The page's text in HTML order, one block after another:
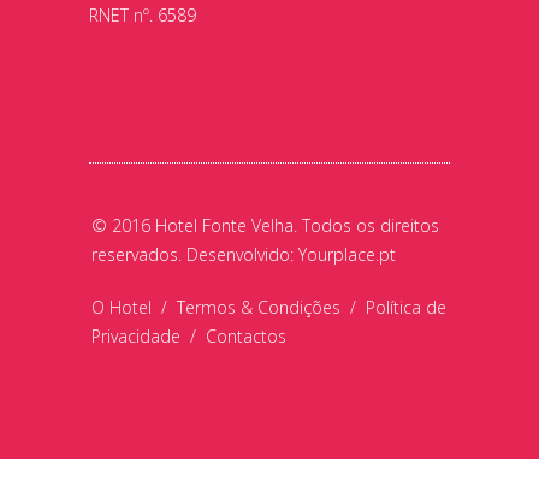
RNET nº. 6589
© 2016 Hotel Fonte Velha. Todos os direitos
reservados. Desenvolvido: Yourplace.pt
O Hotel / Termos & Condições / Política de
Privacidade / Contactos